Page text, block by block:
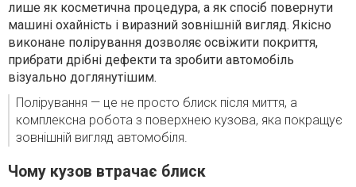
лише як косметична процедура, а як спосіб повернути
машині охайність і виразний зовнішній вигляд. Якісно
виконане полірування дозволяє освіжити покриття,
прибрати дрібні дефекти та зробити автомобіль
візуально доглянутішим.
Полірування — це не просто блиск після миття, а
комплексна робота з поверхнею кузова, яка покращує
зовнішній вигляд автомобіля.
Чому кузов втрачає блиск